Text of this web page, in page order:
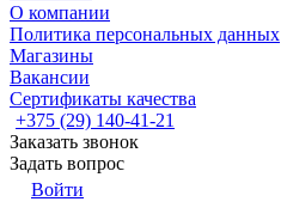
О компании
Политика персональных данных
Магазины
Вакансии
Сертификаты качества
+375 (29) 140-41-21
Заказать звонок
Задать вопрос
Войти